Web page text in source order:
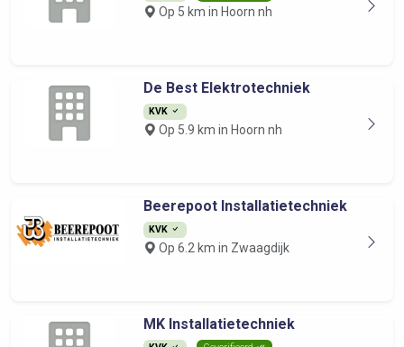
Op 5 km in Hoorn nh
De Best Elektrotechniek
KVK
Op 5.9 km in Hoorn nh
Beerepoot Installatietechniek
KVK
Op 6.2 km in Zwaagdijk
MK Installatietechniek